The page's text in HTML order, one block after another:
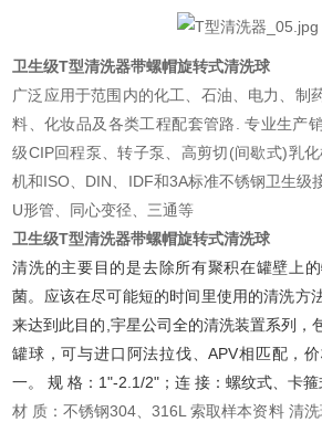
卫生级T型清洗器带螺帽旋转式清洗球
广泛应用于范围内的化工、石油、电力、制
料、化妆品及各类工程配套管路. 专业生产
级CIP回程泵、转子泵、高剪切(间歇式)乳
机和ISO、DIN、IDF和3A标准不锈钢卫生级
U形管、同心变径、三通等
卫生级T型清洗器带螺帽旋转式清洗球
清洗的主要目的是去除所有聚积在罐壁上
菌。应该在尽可能短的时间里使用的清洗方
来达到此目的,宇星公司全的清洗装置系列，
罐球，可与进口阿法拉伐、APV相匹配，
一。 规 格：1"-2.1/2"；连 接：螺纹式、卡箍
材 质：不锈钢304、316L 索取样本资料 清